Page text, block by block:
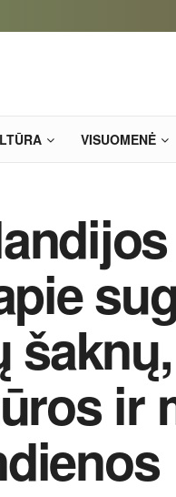
VISUOMENĖ
šaknų,
ir